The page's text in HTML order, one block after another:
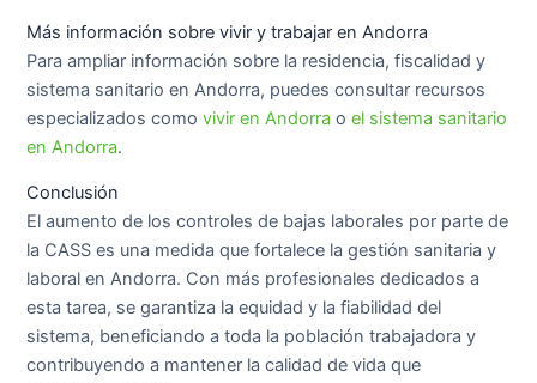
Más información sobre vivir y trabajar en Andorra
Para ampliar información sobre la residencia, fiscalidad y
sistema sanitario en Andorra, puedes consultar recursos
especializados comovivir en Andorra oel sistema sanitario
en Andorra.
Conclusión
El aumento de los controles de bajas laborales por parte de
la CASS es una medida que fortalece la gestión sanitaria y
laboral en Andorra. Con más profesionales dedicados a
esta tarea, se garantiza la equidad y la fiabilidad del
sistema, beneficiando a toda la población trabajadora y
contribuyendo a mantener la calidad de vida que